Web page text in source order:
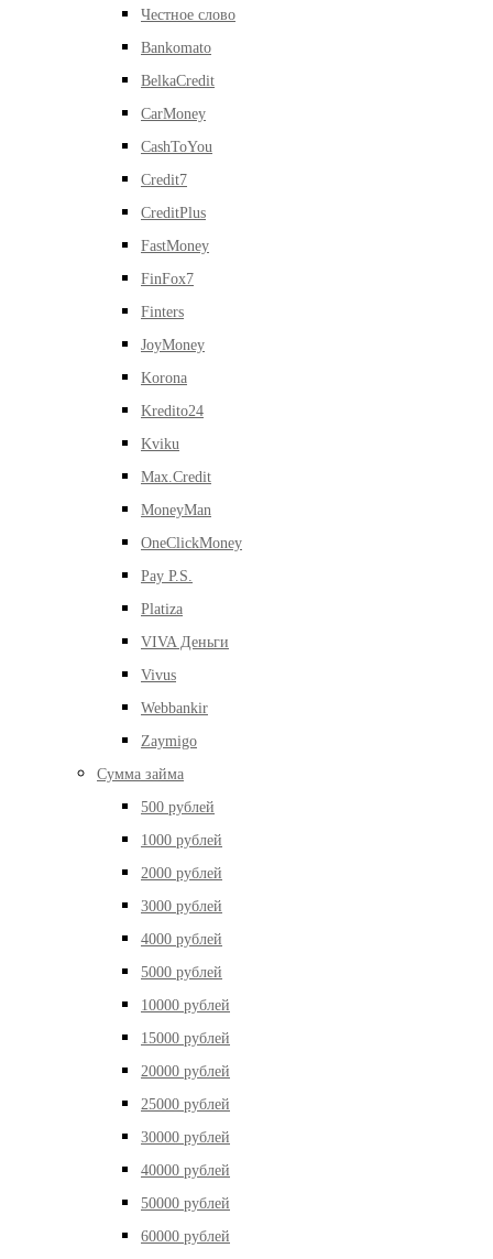
Честное слово
Bankomato
BelkaCredit
CarMoney
CashToYou
Credit7
CreditPlus
FastMoney
FinFox7
Finters
JoyMoney
Korona
Kredito24
Kviku
Max.Credit
MoneyMan
OneClickMoney
Pay P.S.
Platiza
VIVA Деньги
Vivus
Webbankir
Zaymigo
Сумма займа
500 рублей
1000 рублей
2000 рублей
3000 рублей
4000 рублей
5000 рублей
10000 рублей
15000 рублей
20000 рублей
25000 рублей
30000 рублей
40000 рублей
50000 рублей
60000 рублей